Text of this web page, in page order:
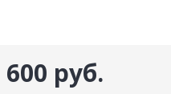
600 руб.